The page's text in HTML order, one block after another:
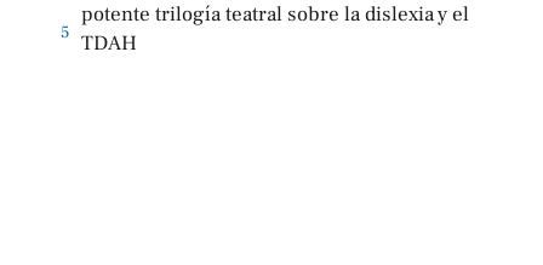
5
potente trilogía teatral sobre la dislexia y el
TDAH